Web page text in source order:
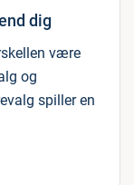
dig
være
og
spiller en